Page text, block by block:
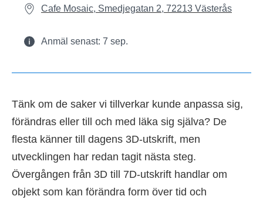
Cafe Mosaic, Smedjegatan 2, 72213 Västerås
Anmäl senast: 7 sep.
Tänk om de saker vi tillverkar kunde anpassa sig,
förändras eller till och med läka sig själva? De
flesta känner till dagens 3D-utskrift, men
utvecklingen har redan tagit nästa steg.
Övergången från 3D till 7D-utskrift handlar om
objekt som kan förändra form över tid och